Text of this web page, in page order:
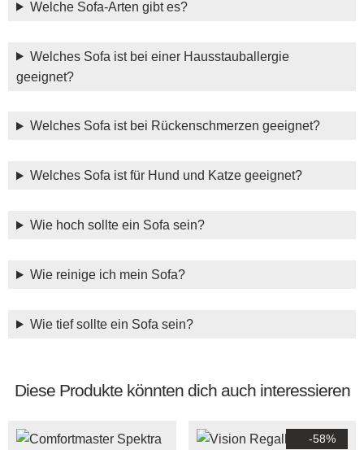
Welche Sofa-Arten gibt es?
Welches Sofa ist bei einer Hausstauballergie
geeignet?
Welches Sofa ist bei Rückenschmerzen geeignet?
Welches Sofa ist für Hund und Katze geeignet?
Wie hoch sollte ein Sofa sein?
Wie reinige ich mein Sofa?
Wie tief sollte ein Sofa sein?
Diese Produkte könnten dich auch interessieren
-58%